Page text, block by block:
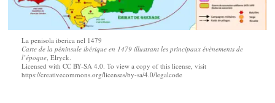
La penisola iberica nel 1479
Carte de la péninsule ibérique en 1479 illustrant les principaux évènements de
l’époque, Elryck.
Licensed with CC BY-SA 4.0. To view a copy of this license, visit
https://creativecommons.org/licenses/by-sa/4.0/legalcode